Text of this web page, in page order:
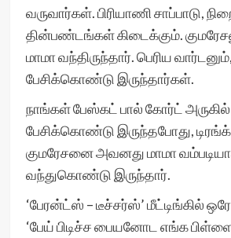
வருவார்கள். பிரியாணி சாப்பாடு,
தின்பண்டங்கள் கிடைக்கும்.
மாமா வந்திருந்தார். பெரிய
பேசிக்கொண்டு இருந்தார்கள்.
நாங்கள் பேஸ்கட் பால் கோர்ட் அருகில்
பேசிக்கொண்டு இருந்தபோது, டிரங்க்
குமரேசனை அவனது மாமா
வந்துகொண்டு இருந்தார்.
‘பேரன்ட்ஸ் – டீச்சர்ஸ்’ மீட்டிங்கில்
‘பேய் பிடிச்ச பையனோட எங்க